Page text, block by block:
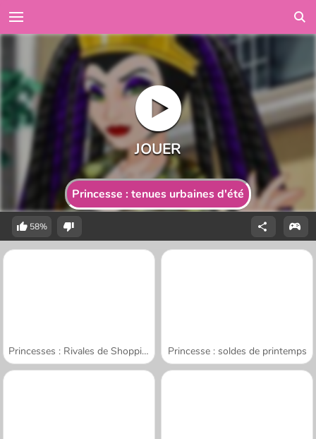
Princesse : tenues urbaines d'été
58%
Princesses : Rivales de Shopping Princesse : soldes de printemps